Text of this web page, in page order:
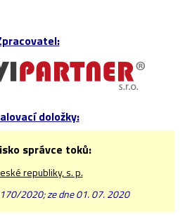
doložky:
správce toků:
republiky, s. p.
2020; ze dne 01. 07. 2020